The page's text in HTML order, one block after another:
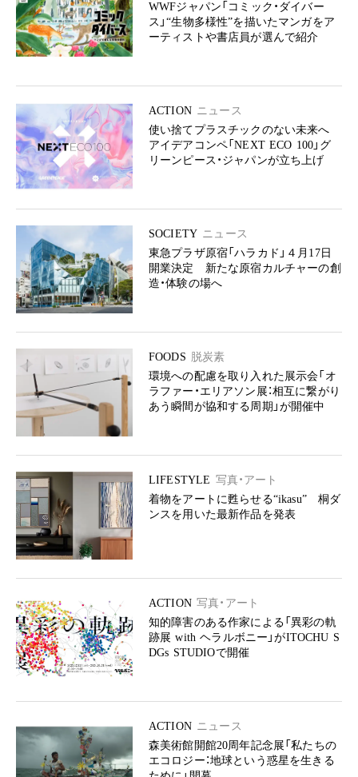
WWFジャパン「コミック・ダイバー
ス」“生物多様性”を描いたマンガをア
ーティストや書店員が選んで紹介
ACTION ニュース
使い捨てプラスチックのない未来へ
アイデアコンペ「NEXT ECO 100」グ
リーンピース・ジャパンが立ち上げ
SOCIETY ニュース
東急プラザ原宿「ハラカド」４月17日
開業決定 新たな原宿カルチャーの創
造・体験の場へ
FOODS 脱炭素
環境への配慮を取り入れた展示会「オ
ラファー・エリアソン展：相互に繋がり
あう瞬間が協和する周期」が開催中
LIFESTYLE 写真・アート
着物をアートに甦らせる“ikasu” 桐ダ
ンスを用いた最新作品を発表
ACTION 写真・アート
知的障害のある作家による「異彩の軌
跡展 with ヘラルボニー」がITOCHU S
DGs STUDIOで開催
ACTION ニュース
森美術館開館20周年記念展「私たちの
エコロジー：地球という惑星を生きる